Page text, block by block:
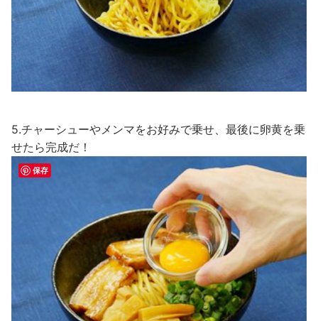
5.チャーシューやメンマをお好みで乗せ、最後に卵黄を乗
せたら完成だ！
保存